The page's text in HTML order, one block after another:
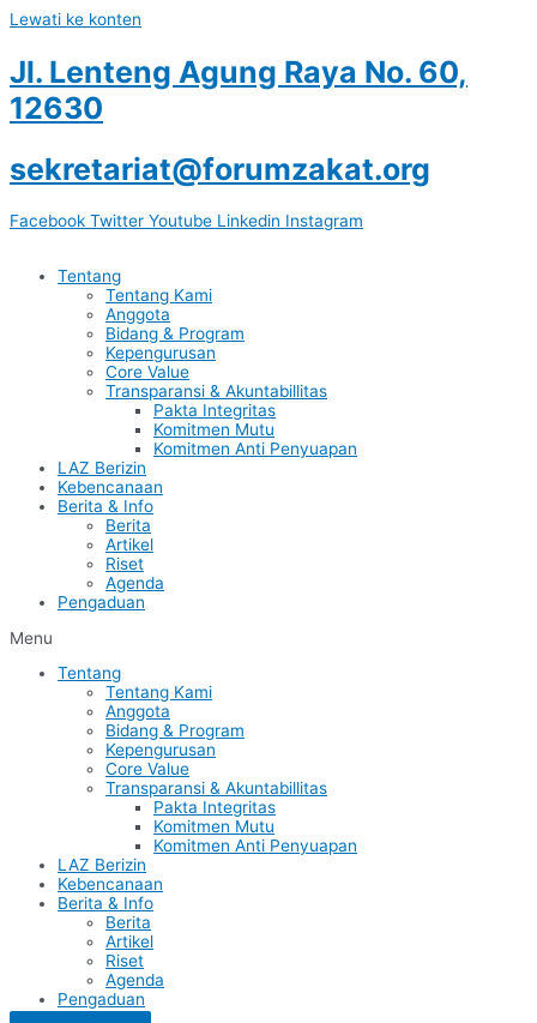
Lewati ke konten
Jl. Lenteng Agung Raya No. 60,
12630
sekretariat@forumzakat.org
Facebook Twitter Youtube Linkedin Instagram
Tentang
Tentang Kami
Anggota
Bidang & Program
Kepengurusan
Core Value
Transparansi & Akuntabillitas
Pakta Integritas
Komitmen Mutu
Komitmen Anti Penyuapan
LAZ Berizin
Kebencanaan
Berita & Info
Berita
Artikel
Riset
Agenda
Pengaduan
Menu
Tentang
Tentang Kami
Anggota
Bidang & Program
Kepengurusan
Core Value
Transparansi & Akuntabillitas
Pakta Integritas
Komitmen Mutu
Komitmen Anti Penyuapan
LAZ Berizin
Kebencanaan
Berita & Info
Berita
Artikel
Riset
Agenda
Pengaduan